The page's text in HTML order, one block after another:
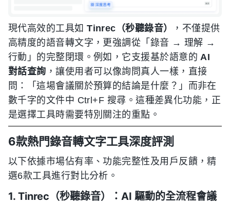
現代高效的工具如Tinrec（秒聽錄音）
，不僅提供
高精度的語音轉文字，更強調從「錄音 → 理解 →
行動」的完整閉環。例如，它支援基於語意的AI
對話查詢 ，讓使用者可以像詢問真人一樣，直接
問：「這場會議關於預算的結論是什麼？」而非在
數千字的文件中 Ctrl+F 搜尋。這種差異化功能，正
是選擇工具時需要特別關注的重點。
6款熱門錄音轉文字工具深度評測
以下依據市場佔有率、功能完整性及用戶反饋，精
選6款工具進行對比分析。
1. Tinrec（秒聽錄音）：AI 驅動的全流程會議